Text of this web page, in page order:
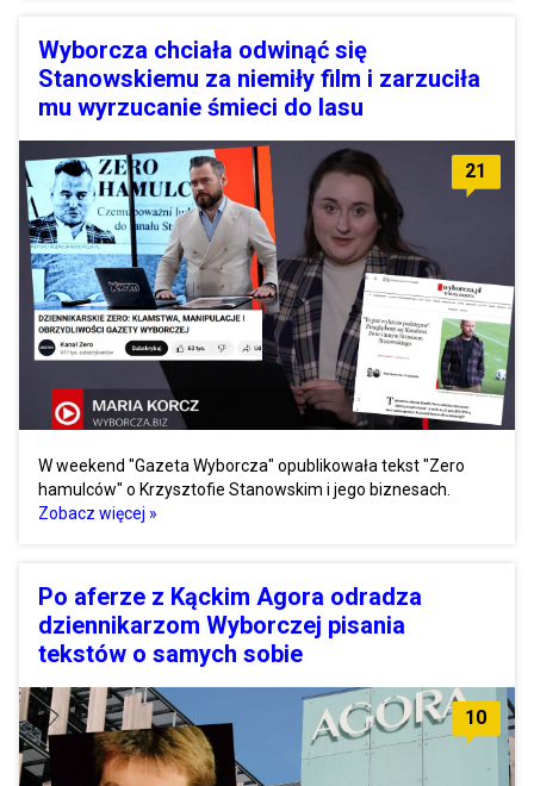
Wyborcza chciała odwinąć się
Stanowskiemu za niemiły film i zarzuciła
mu wyrzucanie śmieci do lasu
21
W weekend "Gazeta Wyborcza" opublikowała tekst "Zero
hamulców" o Krzysztofie Stanowskim i jego biznesach.
Zobacz więcej »
Po aferze z Kąckim Agora odradza
dziennikarzom Wyborczej pisania
tekstów o samych sobie
10